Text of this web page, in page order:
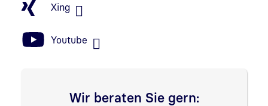
Xing
Youtube
Wir beraten Sie gern: